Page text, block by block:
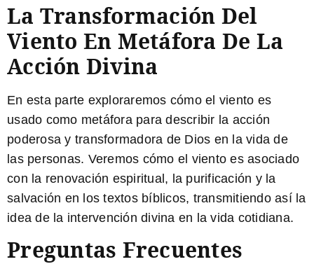
La Transformación Del
Viento En Metáfora De La
Acción Divina
En esta parte exploraremos cómo el viento es
usado como metáfora para describir la acción
poderosa y transformadora de Dios en la vida de
las personas. Veremos cómo el viento es asociado
con la renovación espiritual, la purificación y la
salvación en los textos bíblicos, transmitiendo así la
idea de la intervención divina en la vida cotidiana.
Preguntas Frecuentes